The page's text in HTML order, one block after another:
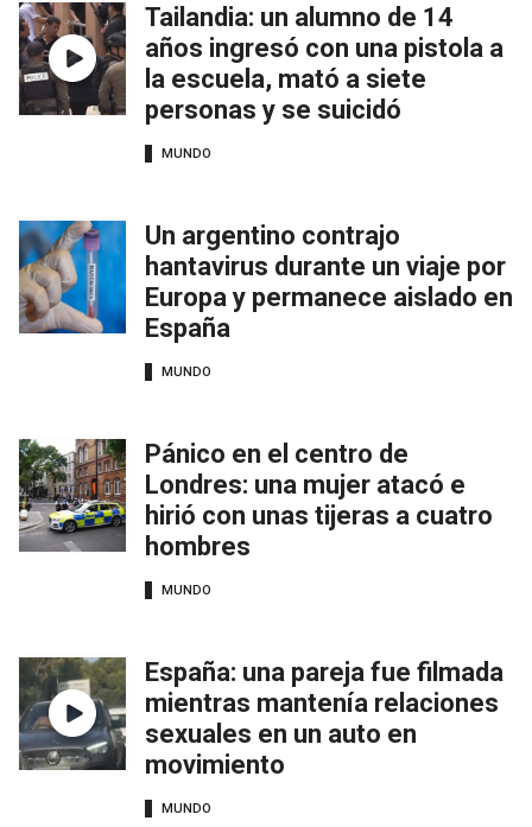
Tailandia: un alumno de 14
años ingresó con una pistola a
la escuela, mató a siete
personas y se suicidó
MUNDO
Un argentino contrajo
hantavirus durante un viaje por
Europa y permanece aislado en
España
MUNDO
Pánico en el centro de
Londres: una mujer atacó e
hirió con unas tijeras a cuatro
hombres
MUNDO
España: una pareja fue filmada
mientras mantenía relaciones
sexuales en un auto en
movimiento
MUNDO